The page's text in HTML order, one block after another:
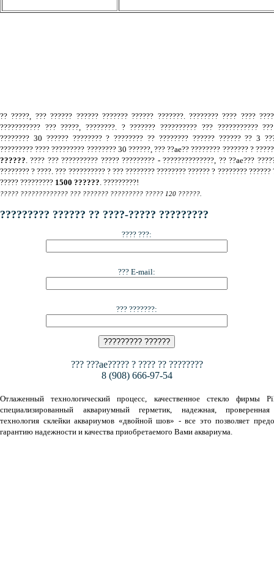
?? ?????, ??? ?????? ?????? ??????? ?????? ???????. ???????? ???? ????
??????????? ??? ?????, ????????. ? ??????? ?????????? ??? ???????????
???????? 30 ?????? ???????? ? ???????? ?? ???????? ?????? ?????? ?? 3
????????? ???? ????????? ???????? 30 ??????, ??? ??ae?? ???????? ??????? ?
??????. ???? ??? ?????????? ????? ????????? - ??????????????, ?? ??ae???
???????? ? ????. ??? ?????????? ? ??? ???????? ???????? ?????? ? ???????? ??????
????? ????????? 1500 ??????. ?????????!
????? ????????????? ??? ??????? ????????? ????? 120 ??????.
????????? ?????? ?? ????-????? ?????????
???? ???:
??? E-mail:
??? ???????:
??? ???ae????? ? ???? ?? ????????
8 (908) 666-97-54
Отлаженный технологический процесс, качественное стекло фирмы
специализированный аквариумный герметик, надежная,
технология склейки аквариумов «двойной шов» - все это позволяет
гарантию надежности и качества приобретаемого Вами аквариума.